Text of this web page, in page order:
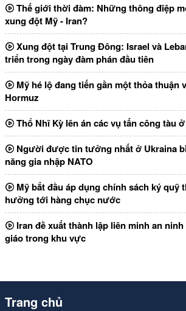
Thế giới thời đàm: Những thông điệp
xung đột Mỹ - Iran?
Xung đột tại Trung Đông: Israel và
triển trong ngày đàm phán đầu tiên
Mỹ hé lộ đang tiến gần một thỏa thuận
Hormuz
Thổ Nhĩ Kỳ lên án các vụ tấn công tàu
Người được tin tưởng nhất ở Ukraina
năng gia nhập NATO
Mỹ bắt đầu áp dụng chính sách ký quỹ
hưởng tới hàng chục nước
Iran đề xuất thành lập liên minh an
giáo trong khu vực
Trang chủ